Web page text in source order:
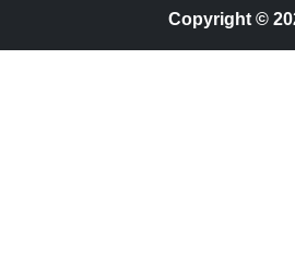
Copyright ©